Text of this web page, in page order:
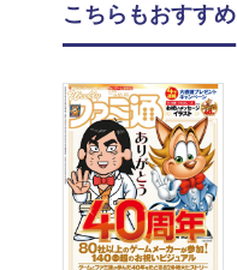
こちらもおすすめ